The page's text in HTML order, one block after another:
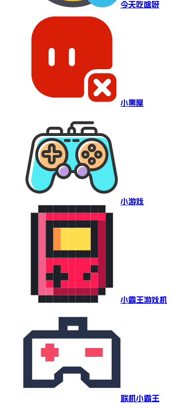
今天吃啥呀
小黑屋
小游戏
小霸王游戏机
联机小霸王